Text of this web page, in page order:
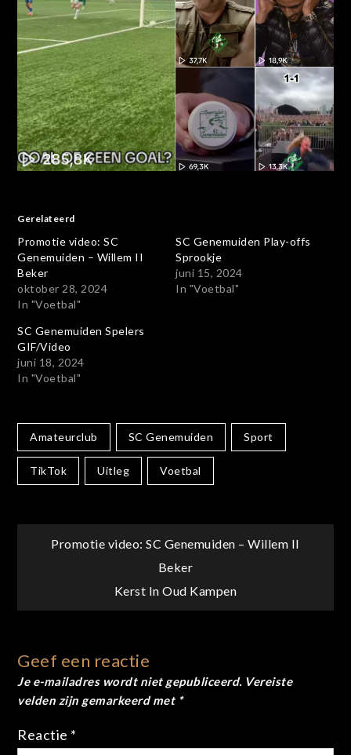
Gerelateerd
Promotie video: SC
Genemuiden – Willem II
Beker
oktober 28, 2024
In "Voetbal"
SC Genemuiden Play-offs
Sprookje
juni 15, 2024
In "Voetbal"
SC Genemuiden Spelers
GIF/Video
juni 18, 2024
In "Voetbal"
Amateurclub SC Genemuiden Sport
TikTok Uitleg Voetbal
Bericht
navigatie
Promotie video: SC Genemuiden – Willem II
Beker
Kerst In Oud Kampen
Geef een reactie
Je e-mailadres wordt niet gepubliceerd. Vereiste
velden zijn gemarkeerd met *
Reactie *